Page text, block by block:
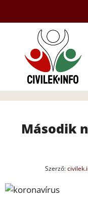
tartalomba
Második
Szerző: